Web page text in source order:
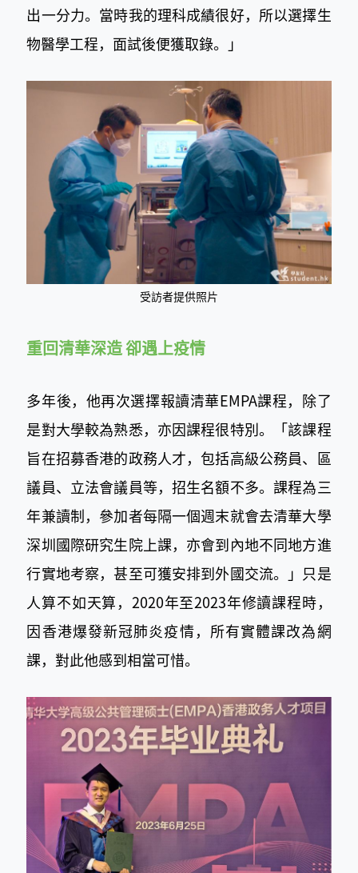
出一分力。當時我的理科成績很好，所以選擇生
物醫學工程，面試後便獲取錄。」
受訪者提供照片
重回清華深造 卻遇上疫情
多年後，他再次選擇報讀清華EMPA課程，除了
是對大學較為熟悉，亦因課程很特別。「該課程
旨在招募香港的政務人才，包括高級公務員、區
議員、立法會議員等，招生名額不多。課程為三
年兼讀制，參加者每隔一個週末就會去清華大學
深圳國際研究生院上課，亦會到內地不同地方進
行實地考察，甚至可獲安排到外國交流。」只是
人算不如天算，2020年至2023年修讀課程時，
因香港爆發新冠肺炎疫情，所有實體課改為網
課，對此他感到相當可惜。